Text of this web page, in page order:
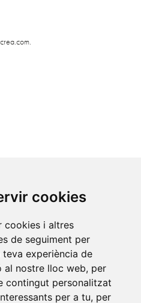
cookies
cookies i altres
de seguiment per
teva experiència de
al nostre lloc web, per
contingut personalitzat
per a tu, per
.